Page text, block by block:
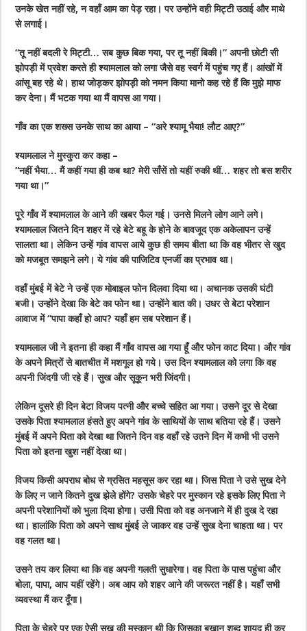
उनके खेत नहीं रहे, न वहाँ आम का पेड़ रहा। पर उन्होंने वही मिट्टी उठाई और माथे
से लगाई।
“तू नहीं बदली रे मिट्टी… सब कुछ बिक गया, पर तू नहीं बिकी।” अपनी छोटी सी
झोपड़ी में प्रवेश करते ही श्यामलाल को लगा जैसे वह स्वर्ग में पहुंच गए हैं। आंखों में
आंसू बह रहे थे। हाथ जोड़कर झोपड़ी को नमन किया मानो कह रहे हैं कि मुझे माफ
कर देना। मैं भटक गया था मैं वापस आ गया।
गाँव का एक शख्स उनके साथ का आया – “अरे श्यामू भैया! लौट आए?”
श्यामलाल ने मुस्कुरा कर कहा –
“नहीं भैया… मैं कहीं गया ही कब था? मेरी साँसें तो यहीं रुकी थीं… शहर तो बस शरीर
गया था।”
पूरे गाँव में श्यामलाल के आने की खबर फैल गई। उनसे मिलने लोग आने लगे।
श्यामलाल जितने दिन शहर में रहे बेटे बहू के होने के बावजूद एक अकेलापन उन्हें
सालता था। लेकिन उन्हें गांव वापस आये कुछ ही समय बीता था कि वह भीतर से खुद
को मजबूत समझने लगे। ये गांव की पाजिटिव एनर्जी का प्रभाव था।
वहाँ मुंबई में बेटे ने उन्हें एक मोबाइल फोन दिलवा दिया था। अचानक उसकी घंटी
बजी। उन्होंने देखा कि बेटे का फोन था। उन्होंने बात की। उधर से बेटा परेशान
आवाज में “पापा कहाँ हो आप? यहाँ हम सब परेशान हैं।
श्यामलाल जी ने इतना ही कहा मैं गाँव वापस आ गया हूँ और फोन काट दिया। और गांव
के अपने मित्रों से बातचीत में मशगूल हो गये। उस दिन श्यामलाल को लगा कि वह
अपनी जिंदगी जी रहे हैं। सुख और सूकून भरी जिंदगी।
लेकिन दूसरे ही दिन बेटा विजय पत्नी और बच्चे सहित आ गया। उसने दूर से देखा
उसके पिता श्यामलाल हंसते हुए अपने गांव के साथियों के साथ बतिया रहे हैं। उसने
मुंबई में अपने पिता को देखा था जितने दिन वह वहाँ रहे उतने दिन में कभी भी उसने
पिता को इतना खुश नहीं देखा था।
विजय किसी अपराध बोध से ग्रसित महसूस कर रहा था। जिस पिता ने उसे सुख देने
के लिए न जाने कितने दुख झेले होंगे? उसके चेहरे पर मुस्कान रहे इसके लिए पिता ने
अपनी परेशानियों को भुला दिया होगा। उसी पिता को वह अनजाने में ही दुख दे रहा
था। हालांकि पिता को अपने साथ मुंबई ले जाकर वह उन्हें सुख देना चाहता था। पर
वह गलत था।
उसने तय कर लिया था कि वह अपनी गलती सुधारेगा। वह पिता के पास पहुंचा और
बोला, पापा, आप यहीं रहेंगे। अब आप को शहर आने की जरूरत नहीं है। यहाँ सभी
व्यवस्था मैं कर दूँगा।
पिता के चेहरे पर एक ऐसी सुख की मुस्कान थी कि जिसका बखान शब्द शायद ही कर